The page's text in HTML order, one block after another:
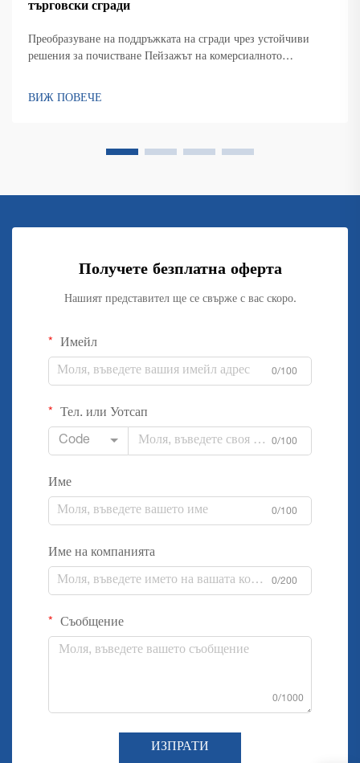
търговски сгради
Преобразуване на поддръжката на сгради чрез устойчиви
решения за почистване Пейзажът на комерсиалното
последните години, като устойчивостта заема централно
ВИЖ ПОВЕЧЕ
Получете безплатна оферта
Нашият представител ще се свърже с вас скоро.
Имейл
0/100
Тел. или Уотсап
Code 0/100
Име
0/100
Име на компанията
0/200
Съобщение
0/1000
ИЗПРАТИ